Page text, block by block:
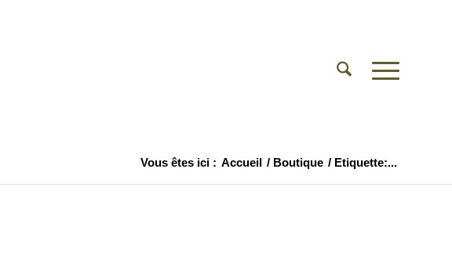
Vous êtes ici : Accueil / Boutique / Etiquette:...